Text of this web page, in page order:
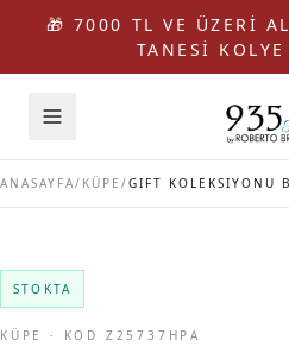
🎁 7000 TL VE ÜZERİ
TANESİ
ANASAYFA/ KÜPE /
STOKTA
KÜPE · KOD Z25737HPA